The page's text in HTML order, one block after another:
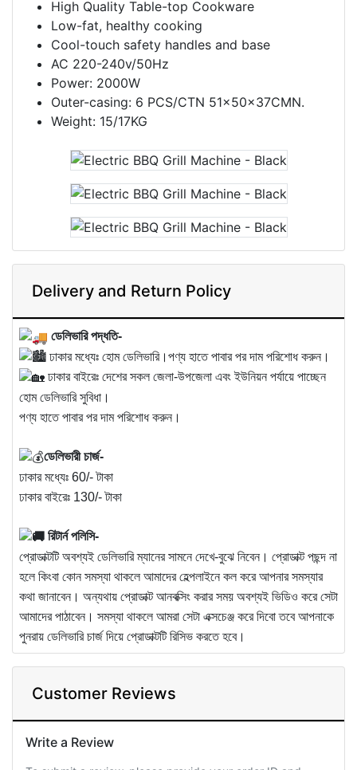
High Quality Table-top Cookware
Low-fat, healthy cooking
Cool-touch safety handles and base
AC 220-240v/50Hz
Power: 2000W
Outer-casing: 6 PCS/CTN 51x50x37CMN.
Weight: 15/17KG
Delivery and Return Policy
ডেলিভারি পদ্ধতি-
ঢাকার মধ্যেঃ হোম ডেলিভারি।পণ্য হাতে পাবার পর দাম পরিশোধ করুন।
ঢাকার বাইরেঃ দেশের সকল জেলা-উপজেলা এবং ইউনিয়ন পর্যায়ে পাচ্ছেন
হোম ডেলিভারি সুবিধা।
পণ্য হাতে পাবার পর দাম পরিশোধ করুন।
ডেলিভারী চার্জ-
ঢাকার মধ্যেঃ 60/- টাকা
ঢাকার বাইরেঃ 130/- টাকা
রিটার্ন পলিসি-
প্রোডাক্টটি অবশ্যই ডেলিভারি ম্যানের সামনে দেখে-বুঝে নিবেন। প্রোডাক্ট পছন্দ না
হলে কিংবা কোন সমস্যা থাকলে আমাদের হেল্পলাইনে কল করে আপনার সমস্যার
কথা জানাবেন। অন্যথায় প্রোডাক্ট আনবক্সিং করার সময় অবশ্যই ভিডিও করে সেটা
আমাদের পাঠাবেন। সমস্যা থাকলে আমরা সেটা এক্সচেঞ্জ করে দিবো তবে আপনাকে
পুনরায় ডেলিভারি চার্জ দিয়ে প্রোডাক্টটি রিসিভ করতে হবে।
Customer Reviews
Write a Review